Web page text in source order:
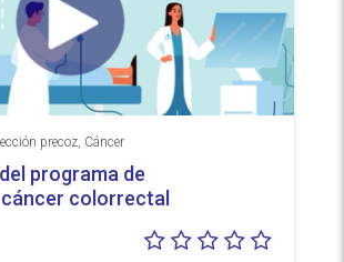
precoz, Cáncer
programa de
colorrectal